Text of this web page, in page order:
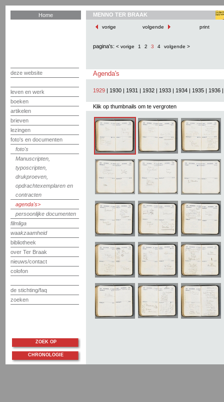
Home
deze website
leven en werk
boeken
artikelen
brieven
lezingen
foto's en documenten
foto's
Manuscripten,
typoscripten,
drukproeven,
opdrachtexemplaren en
contracten
agenda's
persoonlijke documenten
filmliga
waakzaamheid
bibliotheek
over Ter Braak
nieuws/contact
colofon
de stichting/faq
zoeken
MENNO TER BRAAK
vorige volgende print
pagina's: < vorige 1 2 3 4 volgende >
Agenda's
1929 | 1930 | 1931 | 1932 | 1933 | 1934 | 1935 | 1936
Klik op thumbnails om te vergroten
ZOEK OP
CHRONOLOGIE